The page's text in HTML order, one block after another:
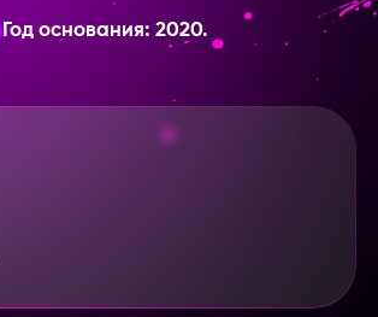
Год основания: 2020.